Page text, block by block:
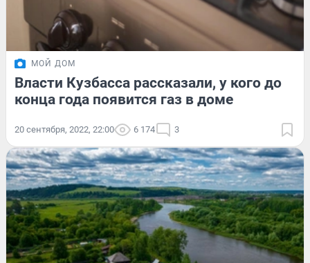
МОЙ ДОМ
Власти Кузбасса рассказали, у кого до
конца года появится газ в доме
20 сентября, 2022, 22:00 6 174 3